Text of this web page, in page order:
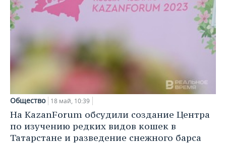
Общество 18 май, 10:39
На KazanForum обсудили создание Центра
по изучению редких видов кошек в
Татарстане и разведение снежного барса